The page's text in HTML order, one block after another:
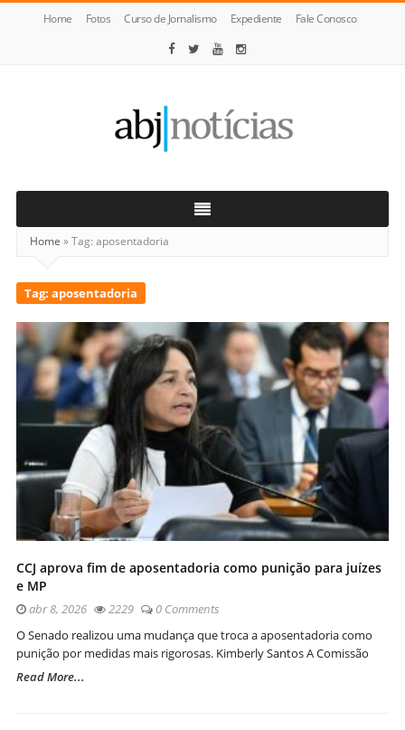
Home Fotos Curso de Jornalismo Expediente Fale Conosco
Notícias
Home »Tag: aposentadoria
Tag: aposentadoria
CCJ aprova fim de aposentadoria como punição para juízes
e MP
abr 8, 2026 2229
0 Comments
O Senado realizou uma mudança que troca a aposentadoria como
punição por medidas mais rigorosas. Kimberly Santos A Comissão
Read More...